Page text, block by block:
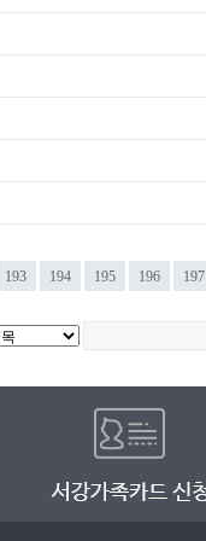
193 194 195 196 197